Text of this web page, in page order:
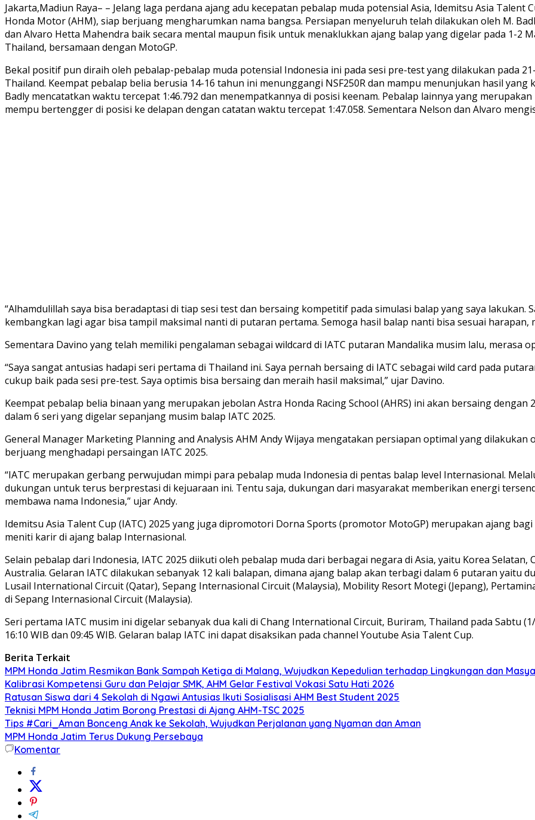
Jakarta,Madiun Raya– – Jelang laga perdana ajang adu kecepatan pebalap muda potensial Asia, Idemitsu Asia Talent
Honda Motor (AHM), siap berjuang mengharumkan nama bangsa. Persiapan menyeluruh telah dilakukan oleh M.
dan Alvaro Hetta Mahendra baik secara mental maupun fisik untuk menaklukkan ajang balap yang digelar pada 1-2
Thailand, bersamaan dengan MotoGP.
Bekal positif pun diraih oleh pebalap-pebalap muda potensial Indonesia ini pada sesi pre-test yang dilakukan pada
Thailand. Keempat pebalap belia berusia 14-16 tahun ini menunggangi NSF250R dan mampu menunjukan hasil
Badly mencatatkan waktu tercepat 1:46.792 dan menempatkannya di posisi keenam. Pebalap lainnya yang
mempu bertengger di posisi ke delapan dengan catatan waktu tercepat 1:47.058. Sementara Nelson dan Alvaro
“Alhamdulillah saya bisa beradaptasi di tiap sesi test dan bersaing kompetitif pada simulasi balap yang saya
kembangkan lagi agar bisa tampil maksimal nanti di putaran pertama. Semoga hasil balap nanti bisa sesuai harapan,
Sementara Davino yang telah memiliki pengalaman sebagai wildcard di IATC putaran Mandalika musim lalu, merasa
“Saya sangat antusias hadapi seri pertama di Thailand ini. Saya pernah bersaing di IATC sebagai wild card pada
cukup baik pada sesi pre-test. Saya optimis bisa bersaing dan meraih hasil maksimal,” ujar Davino.
Keempat pebalap belia binaan yang merupakan jebolan Astra Honda Racing School (AHRS) ini akan bersaing
dalam 6 seri yang digelar sepanjang musim balap IATC 2025.
General Manager Marketing Planning and Analysis AHM Andy Wijaya mengatakan persiapan optimal yang dilakukan
berjuang menghadapi persaingan IATC 2025.
“IATC merupakan gerbang perwujudan mimpi para pebalap muda Indonesia di pentas balap level Internasional.
dukungan untuk terus berprestasi di kejuaraan ini. Tentu saja, dukungan dari masyarakat memberikan energi
membawa nama Indonesia,” ujar Andy.
Idemitsu Asia Talent Cup (IATC) 2025 yang juga dipromotori Dorna Sports (promotor MotoGP) merupakan ajang
meniti karir di ajang balap Internasional.
Selain pebalap dari Indonesia, IATC 2025 diikuti oleh pebalap muda dari berbagai negara di Asia, yaitu Korea Selatan,
Australia. Gelaran IATC dilakukan sebanyak 12 kali balapan, dimana ajang balap akan terbagi dalam 6 putaran yaitu
Lusail International Circuit (Qatar), Sepang Internasional Circuit (Malaysia), Mobility Resort Motegi (Jepang),
di Sepang Internasional Circuit (Malaysia).
Seri pertama IATC musim ini digelar sebanyak dua kali di Chang International Circuit, Buriram, Thailand pada Sabtu
16:10 WIB dan 09:45 WIB. Gelaran balap IATC ini dapat disaksikan pada channel Youtube Asia Talent Cup.
Berita Terkait
MPM Honda Jatim Resmikan Bank Sampah Ketiga di Malang, Wujudkan Kepedulian terhadap Lingkungan dan
Kalibrasi Kompetensi Guru dan Pelajar SMK, AHM Gelar Festival Vokasi Satu Hati 2026
Ratusan Siswa dari 4 Sekolah di Ngawi Antusias Ikuti Sosialisasi AHM Best Student 2025
Teknisi MPM Honda Jatim Borong Prestasi di Ajang AHM-TSC 2025
Tips #Cari_Aman Bonceng Anak ke Sekolah, Wujudkan Perjalanan yang Nyaman dan Aman
MPM Honda Jatim Terus Dukung Persebaya
Komentar